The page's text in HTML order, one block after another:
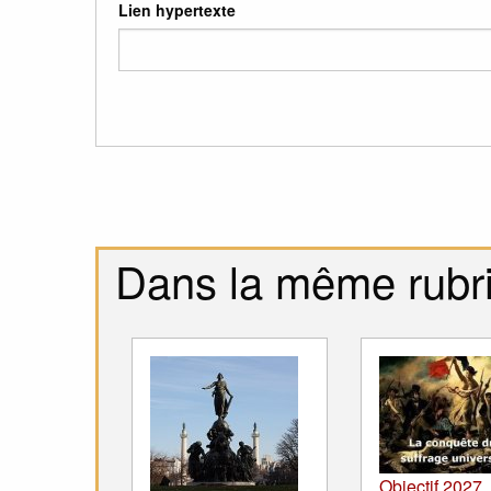
Lien hypertexte
Dans la même
Objectif 2027